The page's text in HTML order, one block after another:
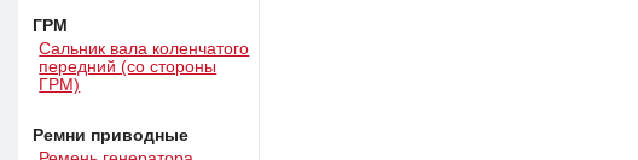
ГРМ
Сальник вала коленчатого
передний (со стороны
ГРМ)
Ремни приводные